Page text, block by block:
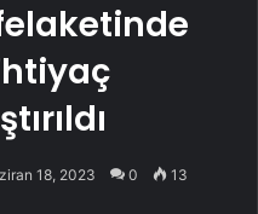
18, 2023 0 13